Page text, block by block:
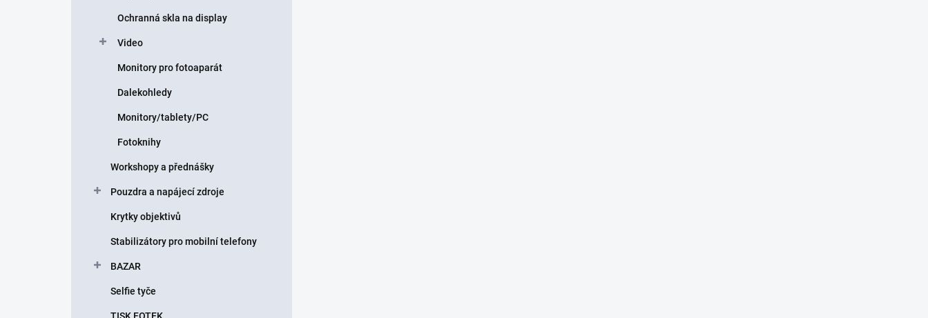
Ochranná skla na display
Video
Monitory pro fotoaparát
Dalekohledy
Monitory/tablety/PC
Fotoknihy
Workshopy a přednášky
Pouzdra a napájecí zdroje
Krytky objektivů
Stabilizátory pro mobilní telefony
BAZAR
Selfie tyče